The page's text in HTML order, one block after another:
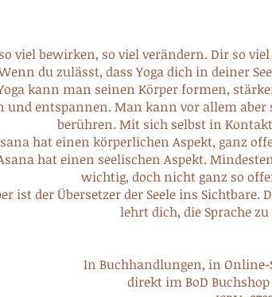
viel bewirken, so viel verändern. Dir so
du zulässt, dass Yoga dich in deiner
kann man seinen Körper formen,
und entspannen. Man kann vor allem aber
berühren. Mit sich selbst in
hat einen körperlichen Aspekt, ganz
hat einen seelischen Aspekt.
wichtig, doch nicht ganz so
ist der Übersetzer der Seele ins Sichtbare.
lehrt dich, die Sprache
In Buchhandlungen, in Online-
direkt im BoD